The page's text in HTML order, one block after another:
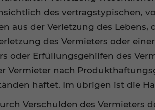
des vertragstypischen,
aus der Verletzung des
des Vermieters oder
oder Erfüllungsgehilfen des
Vermieter nach
haftet. Im übrigen ist die
Verschulden des Vermieters